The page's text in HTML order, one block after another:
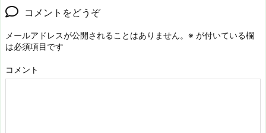
コメントをどうぞ
メールアドレスが公開されることはありません。 ※ が付いている欄
は必須項目です
コメント